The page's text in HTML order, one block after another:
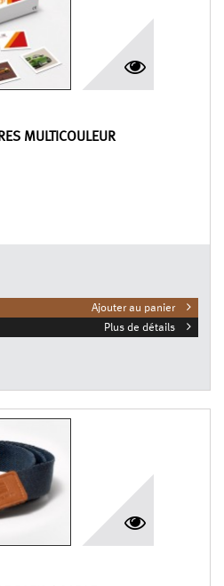
MULTICOULEUR
Ajouter au panier
Plus de détails